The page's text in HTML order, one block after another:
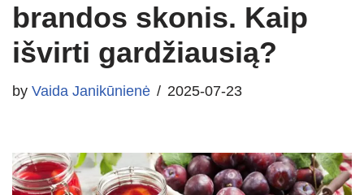
brandos skonis. Kaip
išvirti gardžiausią?
by Vaida Janikūnienė 2025-07-23